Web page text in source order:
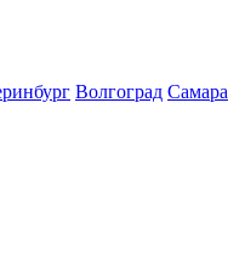
Волгоград Самара